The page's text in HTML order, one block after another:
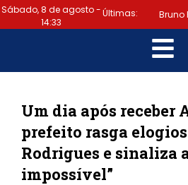
Sábado, 8 de agosto -
14:33
Últimas: Bruno
escolher
eleição
prazo
eleitoral
(6) |
Um dia após receber
prefeito rasga
Rodrigues e sinaliza
impossível”